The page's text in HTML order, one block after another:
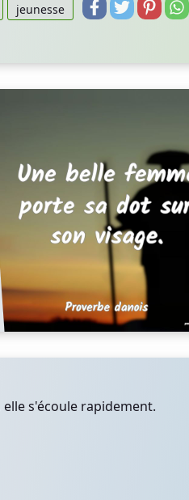
jeunesse
s'écoule rapidement.